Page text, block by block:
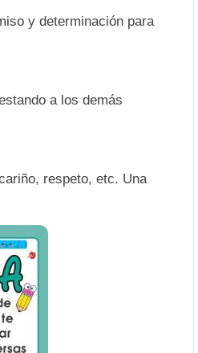
y determinación para
a los demás
respeto, etc. Una